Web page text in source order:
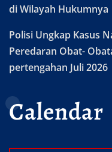
di Wilayah Hukumnya
Polisi Ungkap Kasus
Peredaran Obat-
pertengahan Juli 2026
Calendar